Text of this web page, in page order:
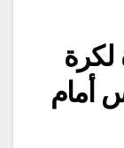
لكرة
أمام